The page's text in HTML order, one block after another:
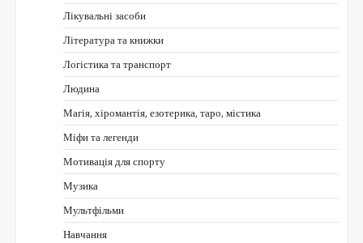
Лікувальні засоби
Література та книжки
Логістика та транспорт
Людина
Магія, хіромантія, езотерика, таро, містика
Міфи та легенди
Мотивація для спорту
Музика
Мультфільми
Навчання